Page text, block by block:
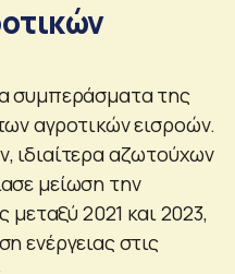
συμπεράσματα της
αγροτικών εισροών.
ιδιαίτερα αζωτούχων
μείωση την
μεταξύ 2021 και 2023,
ενέργειας στις